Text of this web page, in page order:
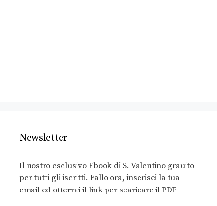
Newsletter
Il nostro esclusivo Ebook di S. Valentino grauito
per tutti gli iscritti. Fallo ora, inserisci la tua
email ed otterrai il link per scaricare il PDF